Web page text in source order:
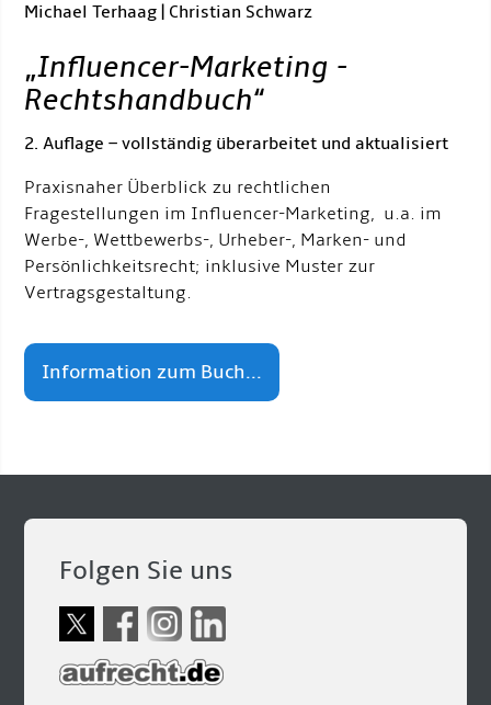
Michael Terhaag | Christian Schwarz
„Influencer-Marketing -
Rechtshandbuch“
2. Auflage – vollständig überarbeitet und aktualisiert
Praxisnaher Überblick zu rechtlichen
Fragestellungen im Influencer-Marketing, u.a. im
Werbe-, Wettbewerbs-, Urheber-, Marken- und
Persönlichkeitsrecht; inklusive Muster zur
Vertragsgestaltung.
Information zum Buch...
Folgen Sie uns